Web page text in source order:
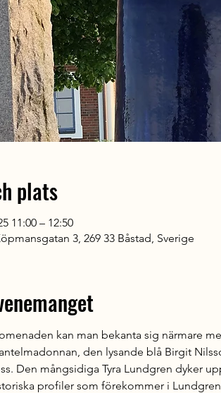
plats
11:00 – 12:50
3, 269 33 Båstad, Sverige
kan man bekanta sig närmare
den lysande blå Birgit
Den mångsidiga Tyra Lundgren dyker
profiler som förekommer i